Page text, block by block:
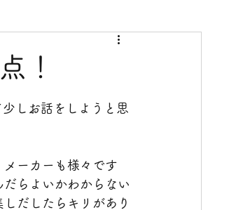
工事 塗装工事
手すり工事
！
しお話をしようと思
ーカーも様々です
らよいかわからない
だしたらキリがあり